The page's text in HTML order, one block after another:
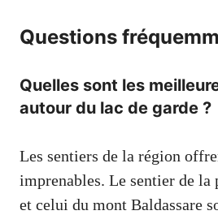
Questions
Quelles sont les
autour du lac de garde ?
Les sentiers de la région
imprenables. Le sentier de la
et celui du mont Baldassare